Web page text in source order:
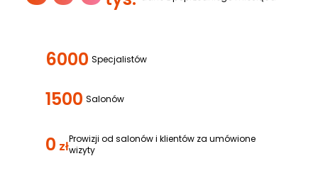
6000 Specjalistów
1500 Salonów
0 złProwizji od salonów i klientów za umówione
wizyty